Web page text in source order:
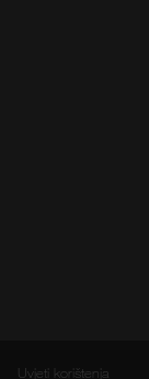
Uvjeti korištenja